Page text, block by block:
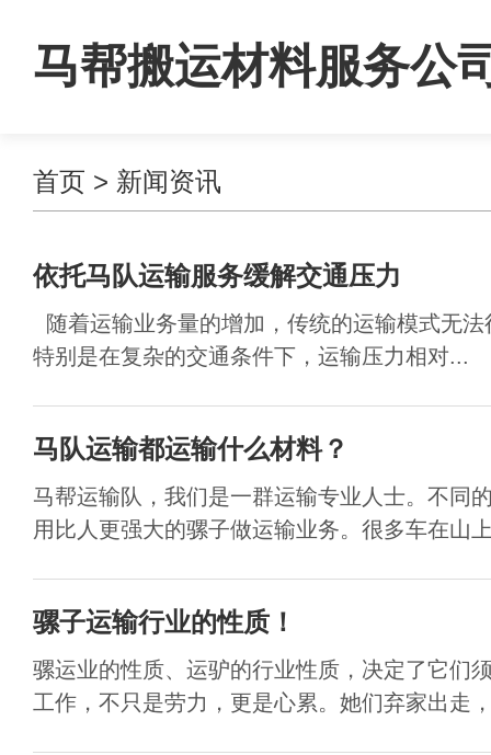
马帮搬运材料服务公
首页 > 新闻资讯
依托马队运输服务缓解交通压力
随着运输业务量的增加，传统的运输模式无
特别是在复杂的交通条件下，运输压力相对...
马队运输都运输什么材料？
马帮运输队，我们是一群运输专业人士。不同
用比人更强大的骡子做运输业务。很多车在山
骡子运输行业的性质！
骡运业的性质、运驴的行业性质，决定了它们
工作，不只是劳力，更是心累。她们弃家出走